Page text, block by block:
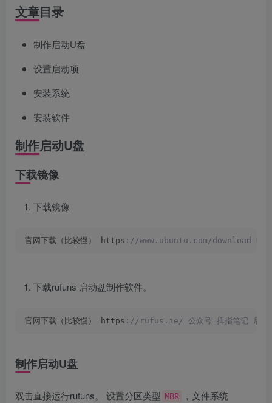
文章目录
制作启动U盘
设置启动项
安装系统
安装软件
制作启动U盘
下载镜像
下载镜像
官网下载（比较慢） https ://www.ubuntu.com/download
下载rufuns 启动盘制作软件。
官网下载（比较慢） https ://rufus.ie/ 公众号 拇指笔记 后台
制作启动U盘
双击直接运行rufuns。 设置分区类型 MBR ，文件系统